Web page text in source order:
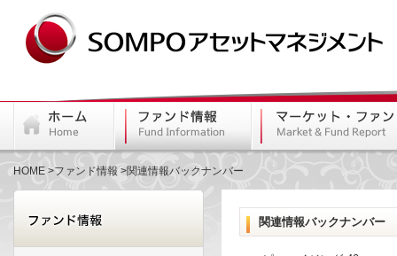
HOME ファンド情報 関連情報バックナンバー
関連情報バックナンバー